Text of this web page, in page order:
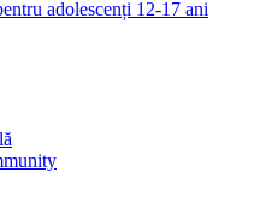
adolescenți 12-17 ani